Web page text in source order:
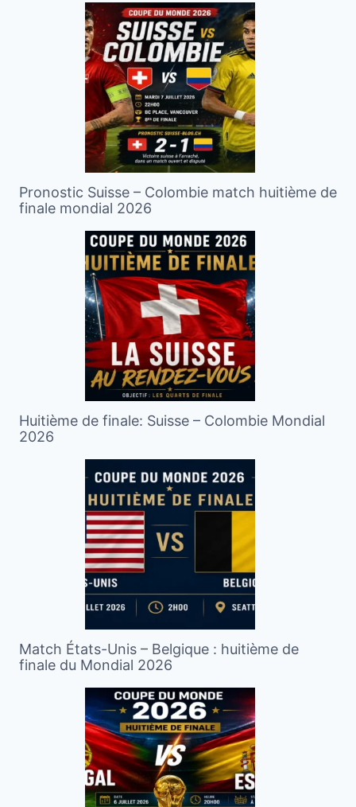
Pronostic Suisse – Colombie match huitième de
finale mondial 2026
Huitième de finale: Suisse – Colombie Mondial
2026
Match États-Unis – Belgique : huitième de
finale du Mondial 2026